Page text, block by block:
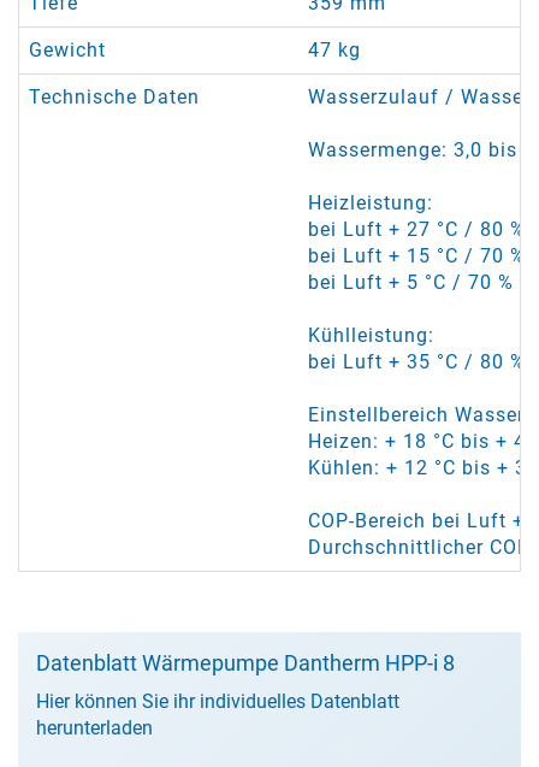
Gewicht 47 kg
Technische Daten Wasserzulauf /
Wassermenge: 3,0 bis
Heizleistung:
bei Luft + 27 °C / 80 %
bei Luft + 15 °C / 70 %
bei Luft + 5 °C / 70 %
Kühlleistung:
bei Luft + 35 °C / 80 %
Einstellbereich
Heizen: + 18 °C bis + 40
Kühlen: + 12 °C bis + 30
COP-Bereich bei Luft +
Durchschnittlicher COP
Datenblatt Wärmepumpe Dantherm HPP-i 8
Hier können Sie ihr individuelles Datenblatt
herunterladen